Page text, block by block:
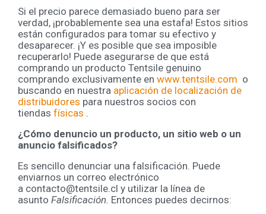
Si el precio parece demasiado bueno para ser
verdad, ¡probablemente sea una estafa! Estos sitios
están configurados para tomar su efectivo y
desaparecer. ¡Y es posible que sea imposible
recuperarlo! Puede asegurarse de que está
comprando un producto Tentsile genuino
comprando exclusivamente en www.tentsile.com o
buscando en nuestra aplicación de localización de
distribuidores para nuestros socios con
tiendas físicas .
¿Cómo denuncio un producto, un sitio web o un
anuncio falsificados?
Es sencillo denunciar una falsificación. Puede
enviarnos un correo electrónico
a contacto@tentsile.cl y utilizar la línea de
asunto Falsificación. Entonces puedes decirnos: